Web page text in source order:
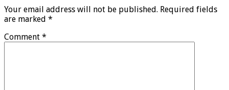
Your email address will not be published. Required fields
are marked *
Comment *